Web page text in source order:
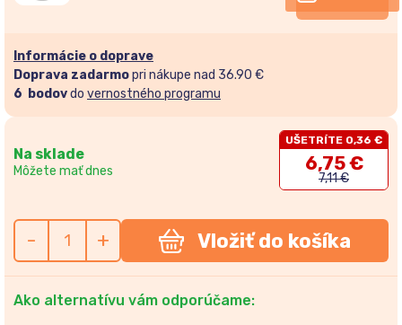
Informácie o doprave
Doprava zadarmopri nákupe nad 36.90 €
6 bodovdo vernostného programu
Na sklade
Môžete mať dnes
UŠETRÍTE 0,36 €
6,75€
7,11€
- + Vložiť do košíka
Ako alternatívu vám odporúčame: